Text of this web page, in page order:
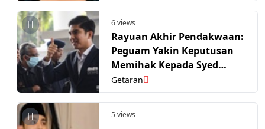
6 views
Rayuan Akhir Pendakwaan:
Peguam Yakin Keputusan
Memihak Kepada Syed
Saddiq
Getaran
5 views